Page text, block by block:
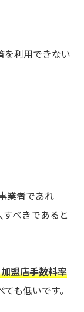
を利用できない
業者であれ
べきであると
盟店手数料率
も低いです。